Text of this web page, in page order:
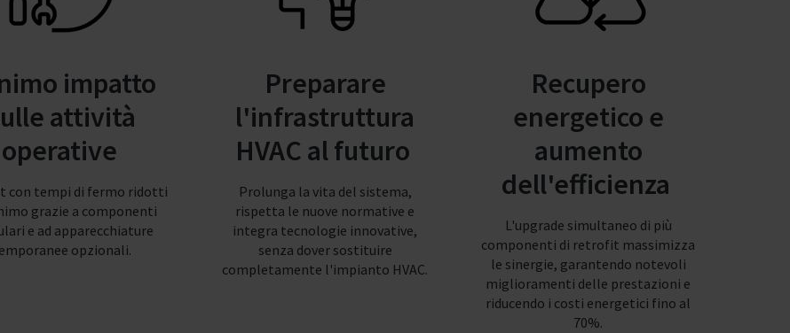
impatto
attività
operative
con tempi di fermo ridotti
grazie a componenti
e ad apparecchiature
opzionali.
Preparare
l'infrastruttura
HVAC al futuro
Prolunga la vita del sistema,
rispetta le nuove normative e
integra tecnologie innovative,
senza dover sostituire
completamente l'impianto HVAC.
Recupero
energetico e
aumento
dell'efficienza
L'upgrade simultaneo di più
componenti di retrofit massimizza
le sinergie, garantendo notevoli
miglioramenti delle prestazioni e
riducendo i costi energetici fino al
70%.